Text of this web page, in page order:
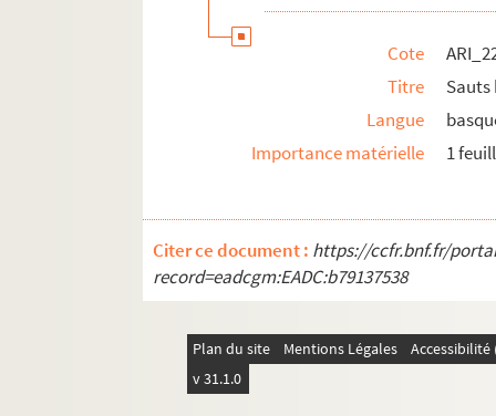
Cote
Titre
Langue
Importance matérielle
1
Citer ce document : https://ccfr.bnf.fr/
record=eadcgm:EADC:b79137538
Plan du site Mentions Légales
v 31.1.0